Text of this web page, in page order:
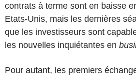
contrats à terme sont en baisse
Etats-Unis, mais les dernières
que les investisseurs sont
les nouvelles inquiétantes en
Pour autant, les premiers